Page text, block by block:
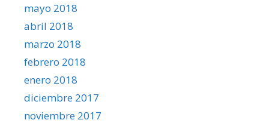
mayo 2018
abril 2018
marzo 2018
febrero 2018
enero 2018
diciembre 2017
noviembre 2017